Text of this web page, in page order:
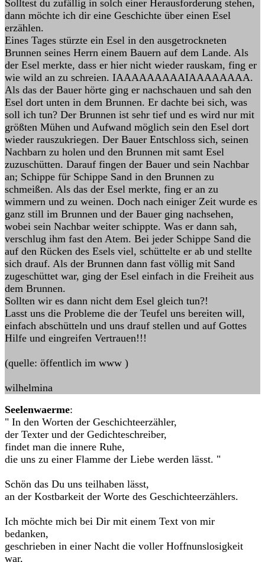
Solltest du zufällig in solch einer Herausforderung stehen,
dann möchte ich dir eine Geschichte über einen Esel
erzählen.
Eines Tages stürzte ein Esel in den ausgetrockneten
Brunnen seines Herrn einem Bauern auf dem Lande. Als
der Esel merkte, dass er hier nicht wieder rauskam, fing er
wie wild an zu schreien. IAAAAAAAAAIAAAAAAAA.
Als das der Bauer hörte ging er nachschauen und sah den
Esel dort unten in dem Brunnen. Er dachte bei sich, was
soll ich tun? Der Brunnen ist sehr tief und es wird nur mit
größten Mühen und Aufwand möglich sein den Esel dort
wieder rauszukriegen. Der Bauer Entschloss sich, seinen
Nachbarn zu holen und den Brunnen mit samt Esel
zuzuschütten. Darauf fingen der Bauer und sein Nachbar
an; Schippe für Schippe Sand in den Brunnen zu
schmeißen. Als das der Esel merkte, fing er an zu
wimmern und zu weinen. Doch nach einiger Zeit wurde es
ganz still im Brunnen und der Bauer ging nachsehen,
wobei sein Nachbar weiter schippte. Was er dann sah,
verschlug ihm fast den Atem. Bei jeder Schippe Sand die
auf den Rücken des Esels viel, schüttelte er ab und stellte
sich drauf. Als der Brunnen dann fast völlig mit Sand
zugeschüttet war, ging der Esel einfach in die Freiheit aus
dem Brunnen.
Sollten wir es dann nicht dem Esel gleich tun?!
Lasst uns die Probleme die der Teufel uns bereiten will,
einfach abschütteln und uns drauf stellen und auf Gottes
Hilfe und eingreifen Vertrauen!!!
(quelle: öffentlich im www )
wilhelmina
Seelenwaerme:
" In den Worten der Geschichteerzähler,
der Texter und der Gedichteschreiber,
findet man die innere Ruhe,
die uns zu einer Flamme der Liebe werden lässt. "
Schön das Du uns teilhaben lässt,
an der Kostbarkeit der Worte des Geschichteerzählers.
Ich möchte mich bei Dir mit einem Text von mir
bedanken,
geschrieben in einer Nacht die voller Hoffnunslosigkeit
war,